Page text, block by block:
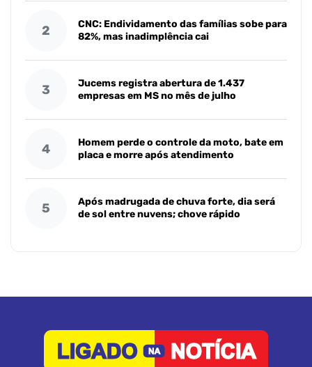
2
CNC: Endividamento das famílias sobe para
82%, mas inadimplência cai
3
Jucems registra abertura de 1.437
empresas em MS no mês de julho
4
Homem perde o controle da moto, bate em
placa e morre após atendimento
5
Após madrugada de chuva forte, dia será
de sol entre nuvens; chove rápido